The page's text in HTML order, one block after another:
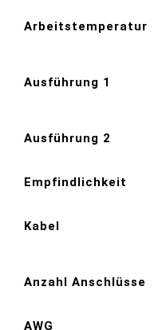
Arbeitstemperatur
Ausführung 1
Ausführung 2
Empfindlichkeit
Kabel
Anzahl Anschlüsse
AWG